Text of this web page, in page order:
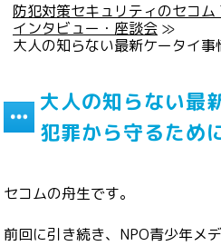
防犯対策セキュリティのセコム
インタビュー・座談会 ≫
大人の知らない最新ケータイ
大人の知らない最
犯罪から守るため
セコムの舟生です。
前回に引き続き、NPO青少年メ